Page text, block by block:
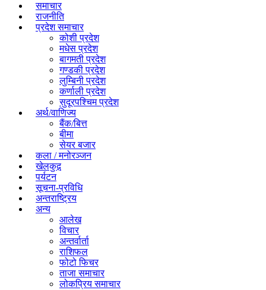
समाचार
राजनीति
प्रदेश समाचार
कोशी प्रदेश
मधेस प्रदेश
बागमती प्रदेश
गण्डकी प्रदेश
लुम्बिनी प्रदेश
कर्णाली प्रदेश
सुदूरपश्चिम प्रदेश
अर्थ/वाणिज्य
बैंक/बित्त
बीमा
सेयर बजार
कला / मनोरञ्जन
खेलकुद़़
पर्यटन
सूचना-प्रविधि
अन्तराष्ट्रिय
अन्य
आलेख
विचार
अन्तर्वार्ता
राशिफल
फोटो फिचर
ताजा समाचार
लोकप्रिय समाचार